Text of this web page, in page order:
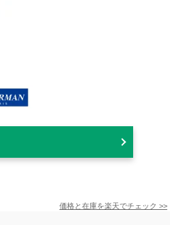
価格と在庫を楽天でチェック >>